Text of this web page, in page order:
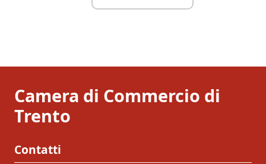
Camera di Commercio di
Trento
Contatti